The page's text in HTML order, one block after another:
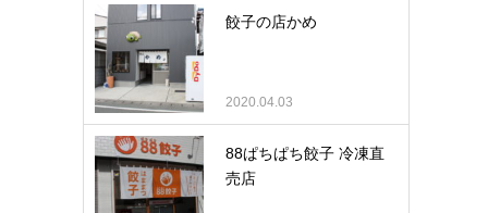
餃子の店かめ
2020.04.03
88ぱちぱち餃子 冷凍直
売店